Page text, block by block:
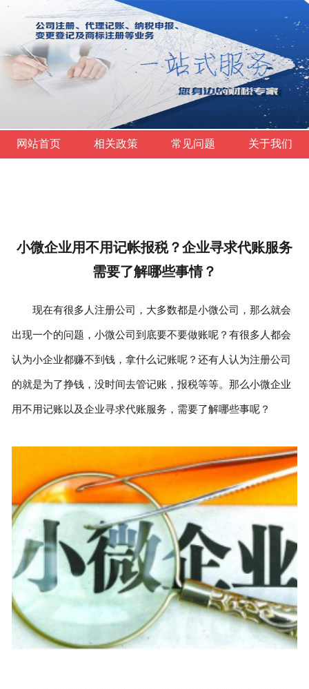
网站首页 相关政策 常见问题 关于我们
小微企业用不用记帐报税？企业寻求代账服务
需要了解哪些事情？
现在有很多人注册公司，大多数都是小微公司，那么就会
出现一个的问题，小微公司到底要不要做账呢？有很多人都会
认为小企业都赚不到钱，拿什么记账呢？还有人认为注册公司
的就是为了挣钱，没时间去管记账，报税等等。那么小微企业
用不用记账以及企业寻求代账服务，需要了解哪些事呢？